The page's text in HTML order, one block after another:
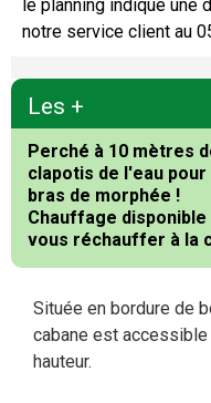
le planning indique une
notre service client au
Les +
Perché à 10 mètres
clapotis de l'eau
bras de morphée !
Chauffage
vous réchauffer à la
Située en bordure de
cabane est
hauteur.